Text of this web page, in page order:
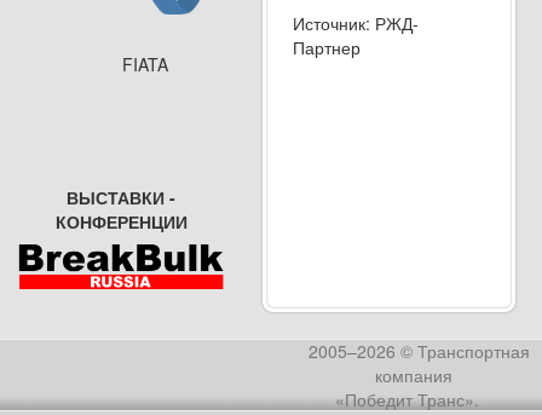
FIATA
ВЫСТАВКИ -
КОНФЕРЕНЦИИ
Источник: РЖД-
Партнер
2005–2026 © Транспортная
компания
«Победит Транс».